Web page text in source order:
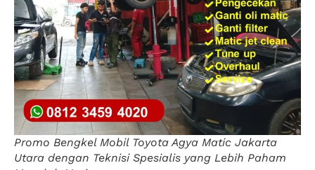
Promo Bengkel Mobil Toyota Agya Matic Jakarta
Utara dengan Teknisi Spesialis yang Lebih Paham